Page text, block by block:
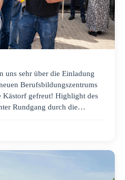
uns sehr über die Einladung
Berufsbildungszentrums
Kästorf gefreut! Highlight des
Rundgang durch die
für die tolle und
und ein echter Gewinn für